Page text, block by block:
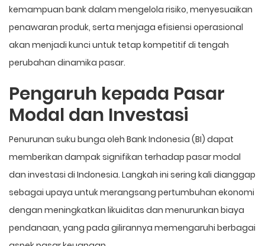
kemampuan bank dalam mengelola risiko, menyesuaikan
penawaran produk, serta menjaga efisiensi operasional
akan menjadi kunci untuk tetap kompetitif di tengah
perubahan dinamika pasar.
Pengaruh kepada Pasar
Modal dan Investasi
Penurunan suku bunga oleh Bank Indonesia (BI) dapat
memberikan dampak signifikan terhadap pasar modal
dan investasi di Indonesia. Langkah ini sering kali dianggap
sebagai upaya untuk merangsang pertumbuhan ekonomi
dengan meningkatkan likuiditas dan menurunkan biaya
pendanaan, yang pada gilirannya memengaruhi berbagai